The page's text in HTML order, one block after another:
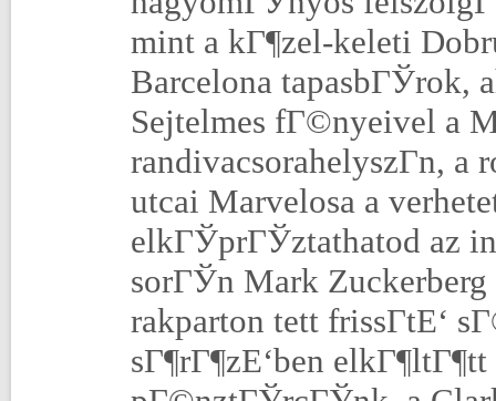
mint a kГ¶zel-keleti
Barcelona tapasbГЎrok,
Sejtelmes fГ©nyeivel a
randivacsorahelyszГ­n,
utcai Marvelosa a
elkГЎprГЎztathatod az
sorГЎn Mark
rakparton tett frissГ­tЕ‘
sГ¶rГ¶zЕ‘ben